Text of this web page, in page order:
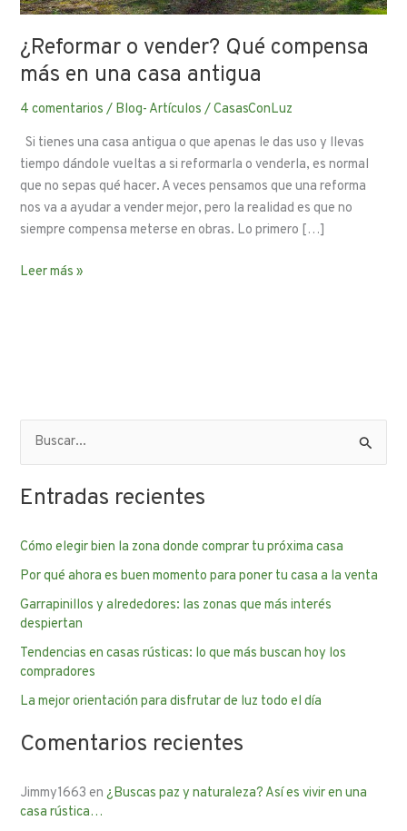
¿Reformar o vender? Qué compensa
más en una casa antigua
4 comentarios / Blog- Artículos /CasasConLuz
Si tienes una casa antigua o que apenas le das uso y llevas
tiempo dándole vueltas a si reformarla o venderla, es normal
que no sepas qué hacer. A veces pensamos que una reforma
nos va a ayudar a vender mejor, pero la realidad es que no
siempre compensa meterse en obras. Lo primero […]
Leer más »
s
a
r
p
o
r
Entradas recientes
Cómo elegir bien la zona donde comprar tu próxima casa
Por qué ahora es buen momento para poner tu casa a la venta
Garrapinillos y alrededores: las zonas que más interés
despiertan
Tendencias en casas rústicas: lo que más buscan hoy los
compradores
La mejor orientación para disfrutar de luz todo el día
Comentarios recientes
Jimmy1663 en¿Buscas paz y naturaleza? Así es vivir en una
casa rústica…